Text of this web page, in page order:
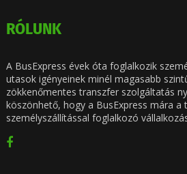
RÓLUNK
A BusExpress évek óta foglalkozik
utasok igényeinek minél magasabb
zökkenőmentes transzfer szolgáltatás
köszönhető, hogy a BusExpress mára a
személyszállítással foglalkozó